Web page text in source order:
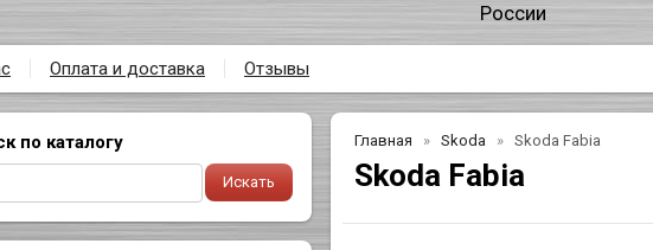
России
Оплата и доставка Отзывы
по каталогу Главная Skoda Skoda Fabia
Skoda Fabia